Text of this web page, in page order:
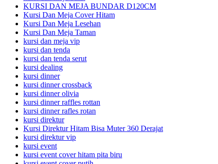
KURSI DAN MEJA BUNDAR D120CM
Kursi Dan Meja Cover Hitam
Kursi Dan Meja Lesehan
Kursi Dan Meja Taman
kursi dan meja vip
kursi dan tenda
kursi dan tenda serut
kursi dealing
kursi dinner
kursi dinner crossback
kursi dinner olivia
kursi dinner raffles rottan
kursi dinner rafles rotan
kursi direktur
Kursi Direktur Hitam Bisa Muter 360 Derajat
kursi direktur vip
kursi event
kursi event cover hitam pita biru